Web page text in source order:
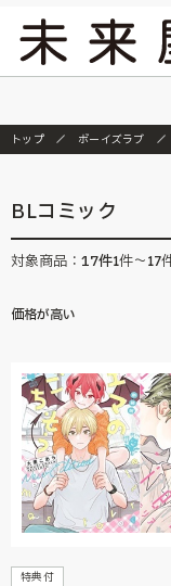
トップ ボーイズラブ
BLコミック
対象商品： 17件1件～17
価格が高い
特典付